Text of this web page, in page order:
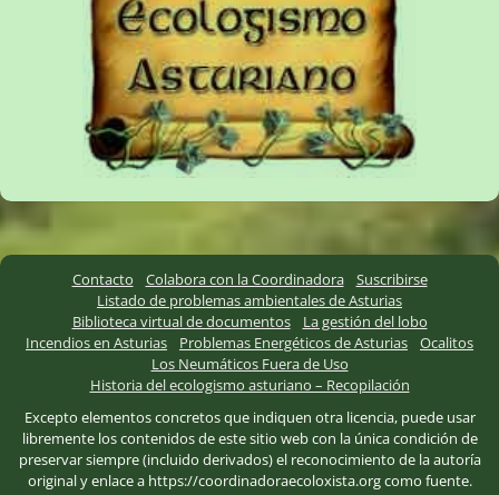
Contacto Colabora con la Coordinadora
Suscribirse
Listado de problemas ambientales de Asturias
Biblioteca virtual de documentos
La gestión del lobo
Incendios en Asturias
Problemas Energéticos de Asturias
Ocalitos
Los Neumáticos Fuera de Uso
Historia del ecologismo asturiano – Recopilación
Excepto elementos concretos que indiquen otra licencia, puede usar
libremente los contenidos de este sitio web con la única condición de
preservar siempre (incluido derivados) el reconocimiento de la autoría
original y enlace a https://coordinadoraecoloxista.org como fuente.